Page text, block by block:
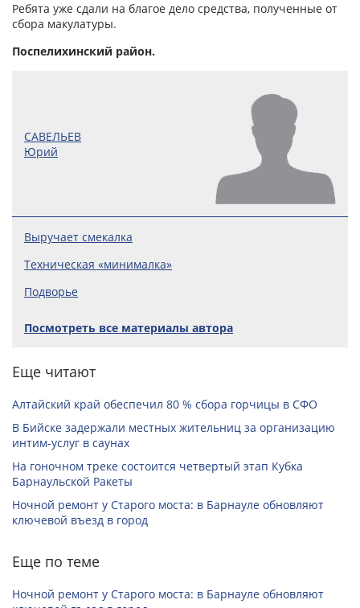
Ребята уже сдали на благое дело средства, полученные от
сбора макулатуры.
Поспелихинский район.
САВЕЛЬЕВ
Юрий
Выручает смекалка
Техническая «минималка»
Подворье
Посмотреть все материалы автора
Еще читают
Алтайский край обеспечил 80 % сбора горчицы в СФО
В Бийске задержали местных жительниц за организацию
интим-услуг в саунах
На гоночном треке состоится четвертый этап Кубка
Барнаульской Ракеты
Ночной ремонт у Старого моста: в Барнауле обновляют
ключевой въезд в город
Еще по теме
Ночной ремонт у Старого моста: в Барнауле обновляют